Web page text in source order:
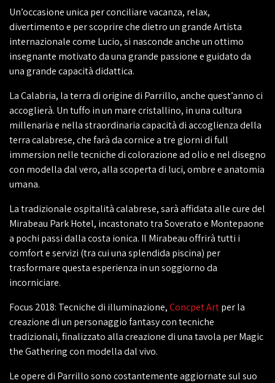
Un’occasione unica per conciliare vacanza, relax,
divertimento e per scoprire che dietro un grande Artista
internazionale come Lucio, si nasconde anche un ottimo
insegnante motivato da una grande passione e guidato da
una grande capacitàdidattica.
La Calabria, la terra di origine di Parrillo, anche quest’anno ci
accoglierà. Un tuffo in un mare cristallino, in una cultura
millenaria e nella straordinaria capacità di accoglienza della
terra calabrese, che farà da cornice a tre giorni di full
immersion nelle tecniche di colorazione ad olio e nel disegno
con modella dal vero, alla scoperta di luci, ombre e anatomia
umana.
La tradizionale ospitalità calabrese, sarà affidata alle cure del
Mirabeau Park Hotel, incastonato tra Soverato e Montepaone
a pochi passi dalla costa ionica. Il Mirabeau offrirà tutti i
comfort e servizi (tra cui una splendida piscina) per
trasformare questa esperienza in un soggiorno da
incorniciare.
Focus 2018: Tecniche di illuminazione,Concpet Artper la
creazione di un personaggio fantasy con tecniche
tradizionali, finalizzato alla creazione di una tavola per Magic
the Gathering con modella dal vivo.
Le opere di Parrillo sono costantemente aggiornate sul suo